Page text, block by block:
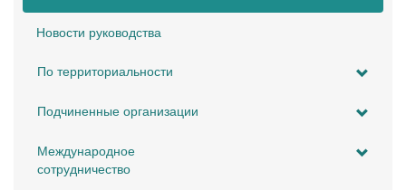
Новости руководства
По территориальности
Подчиненные организации
Международное
сотрудничество